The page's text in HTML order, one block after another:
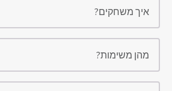
איך משחקים?
מהן משימות?